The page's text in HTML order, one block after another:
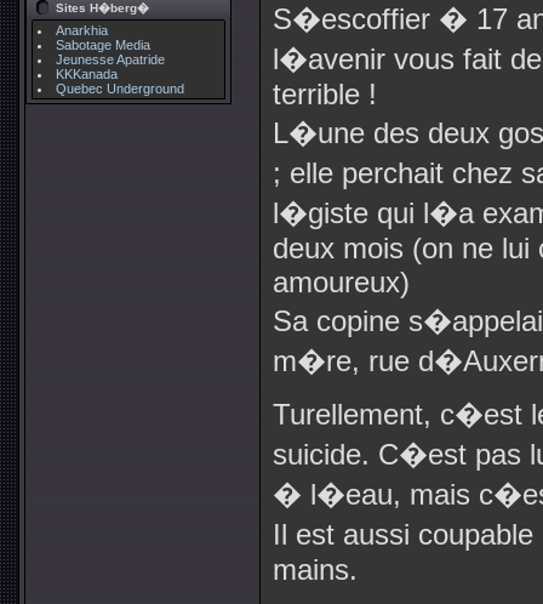
Sites H�berg�
Anarkhia
Sabotage Media
Jeunesse Apatride
KKKanada
Quebec Underground
S�escoffier � 17
l�avenir vous fait
terrible !
L�une des deux
; elle perchait chez
l�giste qui l�a
deux mois (on ne lui
amoureux)
Sa copine
m�re, rue
Turellement, c�est
suicide. C�est pas
� l�eau, mais
Il est aussi
mains.